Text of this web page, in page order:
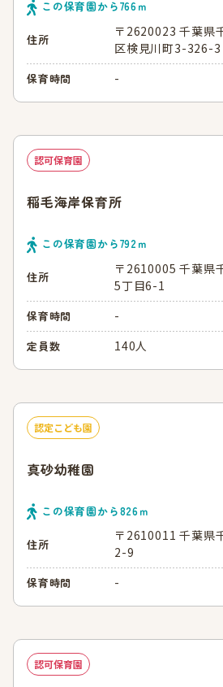
この保育園から766ｍ
住所
〒2620023 千葉県
区検見川町3-326-3
保育時間 -
認可保育園
稲毛海岸保育所
この保育園から792ｍ
住所
〒2610005 千葉県
5丁目6-1
保育時間 -
定員数 140人
認定こども園
真砂幼稚園
この保育園から826ｍ
住所
〒2610011 千葉県
2-9
保育時間 -
認可保育園